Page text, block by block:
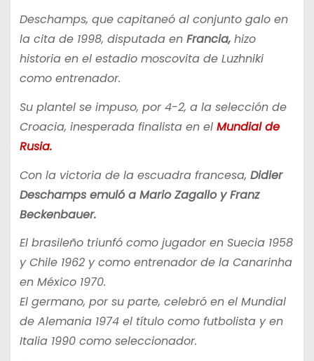
Deschamps, que capitaneó al conjunto galo en
la cita de 1998, disputada en Francia,hizo
historia en el estadio moscovita de Luzhniki
como entrenador.
Su plantel se impuso, por 4-2, a la selección de
Croacia, inesperada finalista en el Mundial de
Rusia.
Con la victoria de la escuadra francesa, Didier
Deschamps emuló a Mario Zagallo y Franz
Beckenbauer.
El brasileño triunfó como jugador en Suecia 1958
y Chile 1962 y como entrenador de la Canarinha
en México 1970.
El germano, por su parte, celebró en el Mundial
de Alemania 1974 el título como futbolista y en
Italia 1990 como seleccionador.